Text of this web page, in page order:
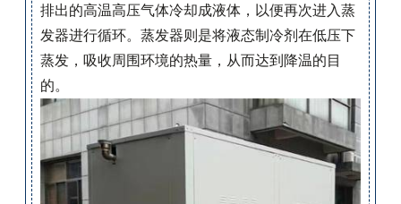
排出的高温高压气体冷却成液体，以便再次进入蒸
发器进行循环。蒸发器则是将液态制冷剂在低压下
蒸发，吸收周围环境的热量，从而达到降温的目
的。